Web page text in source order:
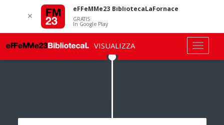
✕
eFFeMMe23 BibliotecaLaFornace
GRATIS
In Google Play
VISUALIZZA